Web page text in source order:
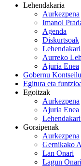
Lehendakaria
Aurkezpena
Imanol
Agenda
Diskurtsoak
Aurreko
Ajuria Enea
Gobernu
Egitura eta
Egoitzak
Aurkezpena
Ajuria Enea
Goraipenak
Aurkezpena
Gernikako
Lan Onari
Lagun Onari